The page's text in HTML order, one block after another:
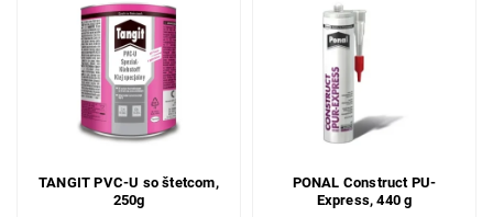
TANGIT PVC-U so štetcom,
250g
PONAL Construct PU-
Express, 440 g